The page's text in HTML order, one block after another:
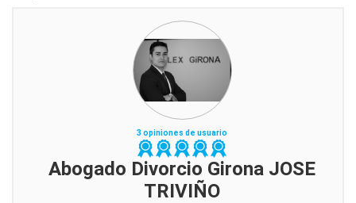
3 opiniones de usuario
Abogado Divorcio Girona JOSE
TRIVIÑO